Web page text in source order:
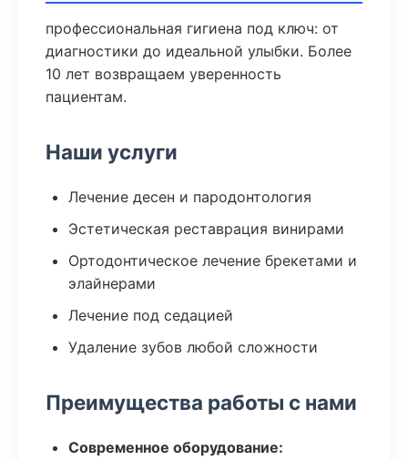
профессиональная гигиена под ключ: от
диагностики до идеальной улыбки. Более
10 лет возвращаем уверенность
пациентам.
Наши услуги
Лечение десен и пародонтология
Эстетическая реставрация винирами
Ортодонтическое лечение брекетами и
элайнерами
Лечение под седацией
Удаление зубов любой сложности
Преимущества работы с нами
Современное оборудование: